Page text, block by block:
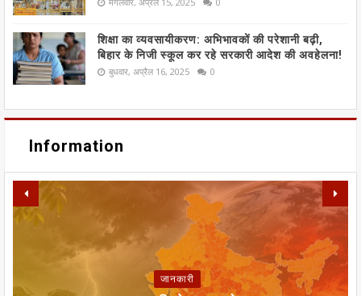
शिक्षा का व्यवसायीकरण: अभिभावकों की परेशानी बढ़ी,
बिहार के निजी स्कूल कर रहे सरकारी आदेश की अवहेलना!
बुधवार, अप्रैल 16, 2025 0
Information
SIR फॉर्म से ECI NET ऑनलाइन
META पर यूरोपीय संघ का बड़ा हमला:
जानकारी